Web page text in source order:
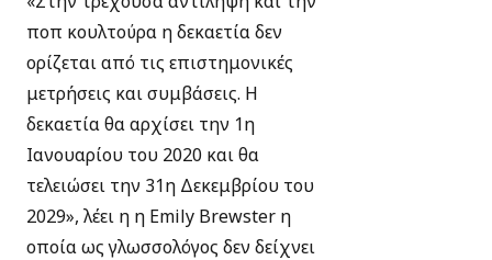
ποπ κουλτούρα η δεκαετία δεν
ορίζεται από τις επιστημονικές
μετρήσεις και συμβάσεις. Η
δεκαετία θα αρχίσει την 1η
Ιανουαρίου του 2020 και θα
τελειώσει την 31η Δεκεμβρίου του
2029», λέει η η Emily Brewster η
οποία ως γλωσσολόγος δεν δείχνει